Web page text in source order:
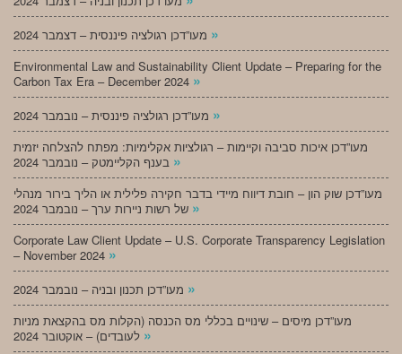
»
Environmental Law and Sustainability Client Update – Preparing for the
Carbon Tax Era – December 2024 »
»
מעו”דכן איכות סביבה וקיימות – רגולציות אקלימיות: מפתח להצלחה יזמית
»
מעו”דכן שוק הון – חובת דיווח מיידי בדבר חקירה פלילית או הליך בירור מנהלי
»
Corporate Law Client Update – U.S. Corporate Transparency Legislation
– November 2024 »
»
מעו”דכן מיסים – שינויים בכללי מס הכנסה (הקלות מס בהקצאת מניות
»